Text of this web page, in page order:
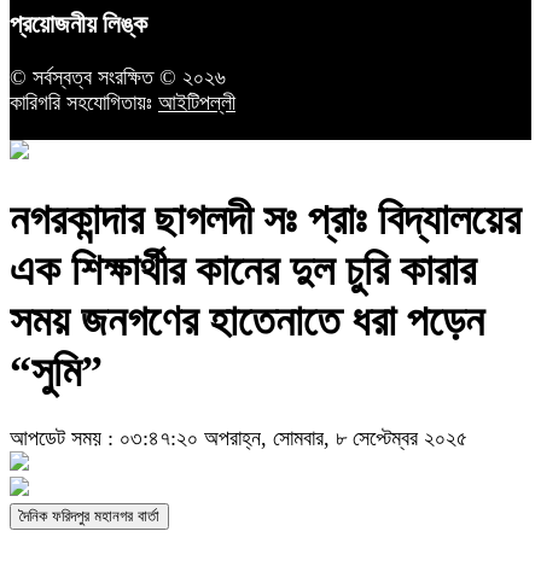
প্রয়োজনীয় লিঙ্ক
© সর্বস্বত্ব সংরক্ষিত © ২০২৬
কারিগরি সহযোগিতায়ঃ আইটিপল্লী
নগরকান্দার ছাগলদী সঃ প্রাঃ বিদ্যালয়ের
এক ‌শিক্ষার্থীর ‌কানের দুল চুরি কারার
সময় জনগণের হাতেনাতে ধরা পড়েন
“সুমি”
আপডেট সময় : ০৩:৪৭:২০ অপরাহ্ন, সোমবার, ৮ সেপ্টেম্বর ২০২৫
দৈনিক ফরিদপুর মহানগর বার্তা